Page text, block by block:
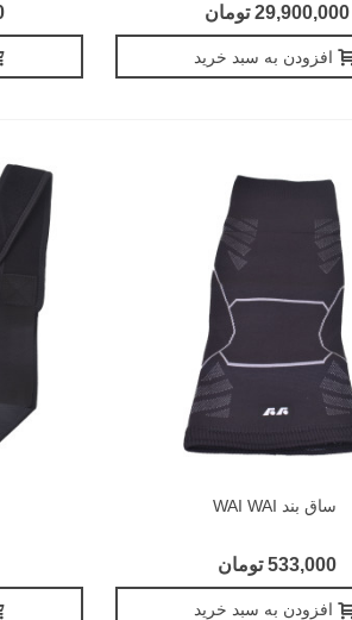
29,900,000 تومان
افزودن به سبد خرید
ساق بند WAI WAI
533,000 تومان
افزودن به سبد خرید